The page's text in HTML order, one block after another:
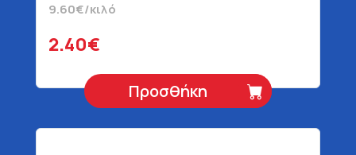
9.60€/κιλό
2.40€
Προσθήκη